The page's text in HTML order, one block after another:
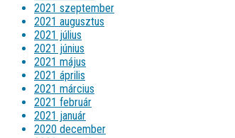
2021 szeptember
2021 augusztus
2021 július
2021 június
2021 május
2021 április
2021 március
2021 február
2021 január
2020 december